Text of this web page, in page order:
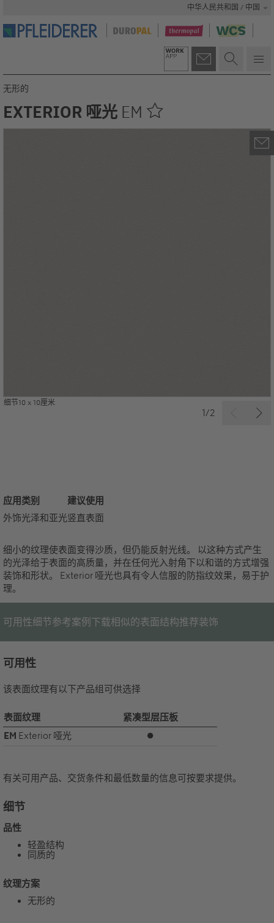
中华人民共和国 / 中国
细节10 x 10厘米
1/2
无形的
EXTERIOR 哑光 EM
应用
外饰
类别
光泽和亚光
建议使用
竖直表面
细小的纹理使表面变得沙质，但仍能反射光线。 以这种方式产生
的光泽给于表面的高质量，并在任何光入射角下以和谐的方式增强
装饰和形状。 Exterior 哑光也具有令人信服的防指纹效果，易于护
理。
可用性细节参考案例 下载相似的表面结构推荐装饰
可用性
该表面纹理有以下产品组可供选择
表面纹理
紧凑型层压板
EM Exterior 哑光 ⏺
有关可用产品、交货条件和最低数量的信息可按要求提供。
细节
品性
轻盈结构
同质的
纹理方案
无形的